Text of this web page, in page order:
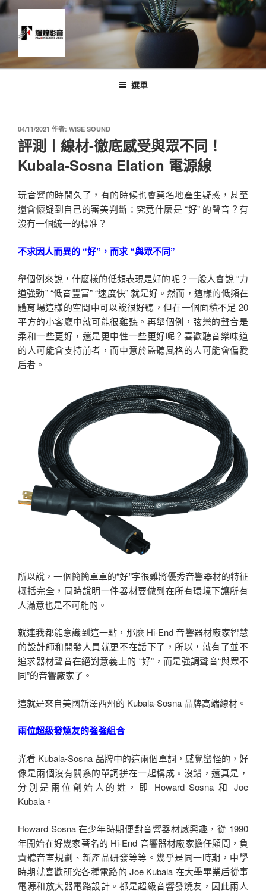
跳
至
要
內
News and Timeline
選單
發
佈
於
04/11/2021 作者: WISE SOUND
評測丨線材-徹底感受與眾不同！
Kubala-Sosna Elation 電源線
玩音響的時間久了，有的時候也會莫名地產生疑惑，甚至
還會懷疑到自己的審美判斷：究竟什麼是 “好” 的聲音？有
沒有一個統一的標准？
不求因人而異的 “好”，而求 “與眾不同”
舉個例來說，什麼樣的低頻表現是好的呢？一般人會說 “力
道強勁” “低音豐富” “速度快” 就是好。然而，這樣的低頻在
體育場這樣的空間中可以說很好聽，但在一個面積不足 20
平方的小客廳中就可能很難聽。再舉個例，弦樂的聲音是
柔和一些更好，還是更中性一些更好呢？喜歡聽音樂味道
的人可能會支持前者，而中意於監聽風格的人可能會偏愛
后者。
所以說，一個簡簡單單的“好”字很難將優秀音響器材的特征
概括完全，同時說明一件器材要做到在所有環境下讓所有
人滿意也是不可能的。
就連我都能意識到這一點，那麼 Hi-End 音響器材廠家智慧
的設計師和開發人員就更不在話下了，所以，就有了並不
追求器材聲音在絕對意義上的 “好”，而是強調聲音“與眾不
同”的音響廠家了。
這就是來自美國新澤西州的 Kubala-Sosna 品牌高端線材。
兩位超級發燒友的強強組合
光看 Kubala-Sosna 品牌中的這兩個單詞，感覺蠻怪的，好
像是兩個沒有關系的單詞拼在一起構成。沒錯，還真是，
分別是兩位創始人的姓，即 Howard Sosna 和 Joe
Kubala。
Howard Sosna 在少年時期便對音響器材感興趣，從 1990
年開始在好幾家著名的 Hi-End 音響器材廠家擔任顧問，負
責聽音室規劃、新產品研發等等。幾乎是同一時期，中學
時期就喜歡研究各種電路的 Joe Kubala 在大學畢業后從事
電源和放大器電路設計。都是超級音響發燒友，因此兩人